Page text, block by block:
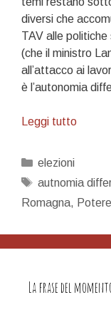
diversi che
TAV alle politiche
(che il ministro
all’attacco ai
è l’autonomia
Leggi tutto
italiani
Categorie
elezioni
Tag
autnomia
Romagna,
La frase del